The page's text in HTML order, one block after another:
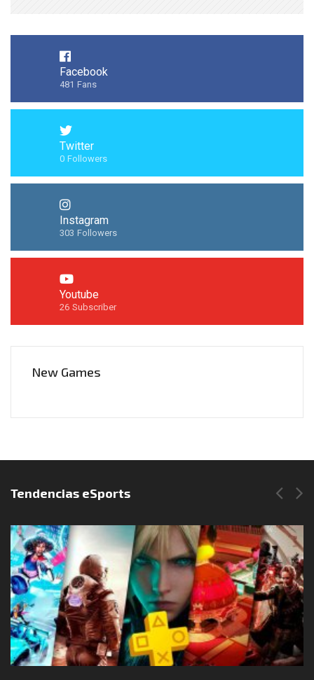
Facebook
481 Fans
Twitter
0 Followers
Instagram
303 Followers
Youtube
26 Subscriber
New Games
Síguenos en Instagram
Tendencias eSports